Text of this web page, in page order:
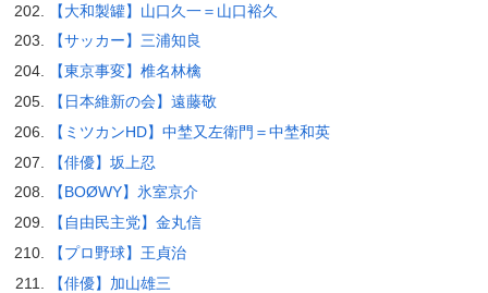
【大和製罐】山口久一＝山口裕久
【サッカー】三浦知良
【東京事変】椎名林檎
【日本維新の会】遠藤敬
【ミツカンHD】中埜又左衛門＝中埜和英
【俳優】坂上忍
【BOØWY】氷室京介
【自由民主党】金丸信
【プロ野球】王貞治
【俳優】加山雄三